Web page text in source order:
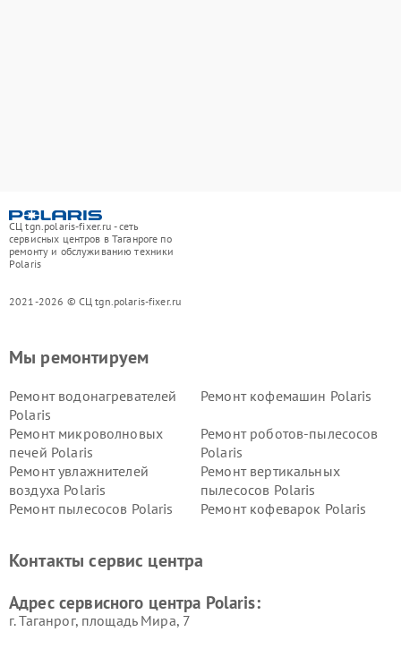
СЦ tgn.polaris-fixer.ru - сеть
сервисных центров в Таганроге по
ремонту и обслуживанию техники
Polaris
2021-2026 © СЦ tgn.polaris-fixer.ru
Мы ремонтируем
Ремонт водонагревателей
Polaris
Ремонт кофемашин Polaris
Ремонт микроволновых
печей Polaris
Ремонт роботов-пылесосов
Polaris
Ремонт увлажнителей
воздуха Polaris
Ремонт вертикальных
пылесосов Polaris
Ремонт пылесосов Polaris
Ремонт кофеварок Polaris
Контакты сервис центра
Адрес сервисного центра Polaris:
г. Таганрог, площадь Мира, 7